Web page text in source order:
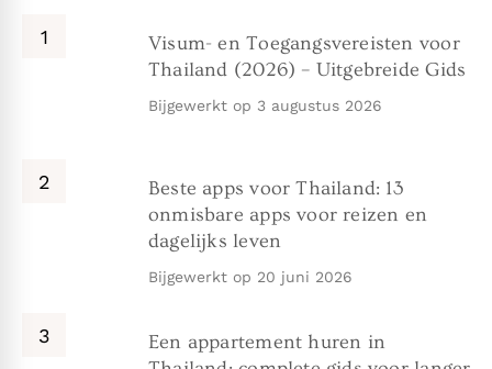
Visum- en Toegangsvereisten voor
Thailand (2026) – Uitgebreide Gids
Bijgewerkt op 3 augustus 2026
Beste apps voor Thailand: 13
onmisbare apps voor reizen en
dagelijks leven
Bijgewerkt op 20 juni 2026
Een appartement huren in